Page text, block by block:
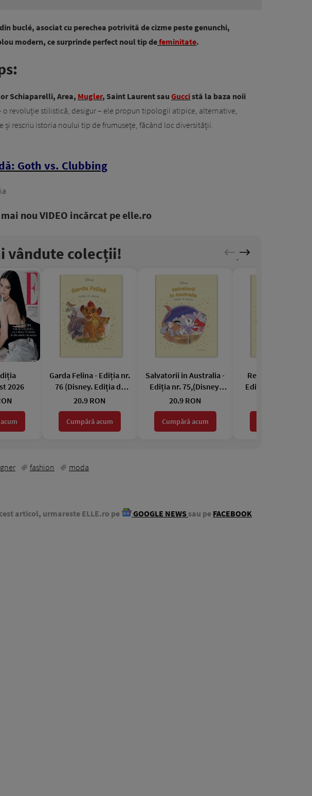
buclé, asociat cu perechea potrivită de cizme peste genunchi,
modern, ce surprinde perfect noul tip defeminitate.
Schiaparelli, Area, Mugler, Saint Laurent sau Guccistă la baza noii
o revoluție stilistică, desigur – ele propun tipologii atipice, alternative,
și rescriu istoria noului tip de frumusețe, făcând loc diversității.
Goth vs. Clubbing
nou VIDEO incărcat pe elle.ro
vândute colecții!
2026
Garda Felina - Ediția nr.
76 (Disney. Ediția de
platină)
20.9 RON
Cumpără acum
Salvatorii in Australia -
Ediția nr. 75,(Disney.
Ediția de platină)
20.9 RON
Cumpără acum
Regatul de Gheata-
Ediția nr. 74,(Disney.
fashion moda
articol, urmareste ELLE.ro pe GOOGLE NEWS sau pe FACEBOOK